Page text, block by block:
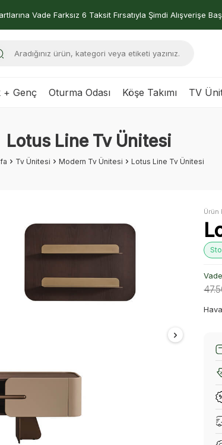
Vade Farksız 6 Taksit Fırsatıyla Şimdi Alışverişe
+ Genç Oturma Odası Köşe Takımı TV
Lotus Line Tv Ünitesi
Tv Ünitesi Modern Tv Ünitesi Lotus Line Tv Ünitesi
Ürün